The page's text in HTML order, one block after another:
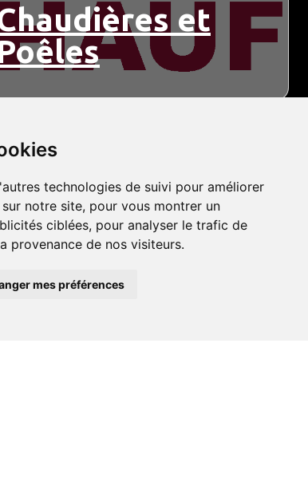
technologies de suivi pour améliorer
notre site, pour vous montrer un
ciblées, pour analyser le trafic de
provenance de nos visiteurs.
mes préférences
et